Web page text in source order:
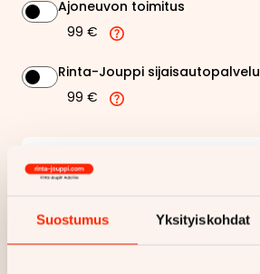
Suostumus Yksityiskohdat
Ajoneuvon toimitus
99 €
Rinta-Jouppi sijaisautopalvelu
99 €
Kuukausierä